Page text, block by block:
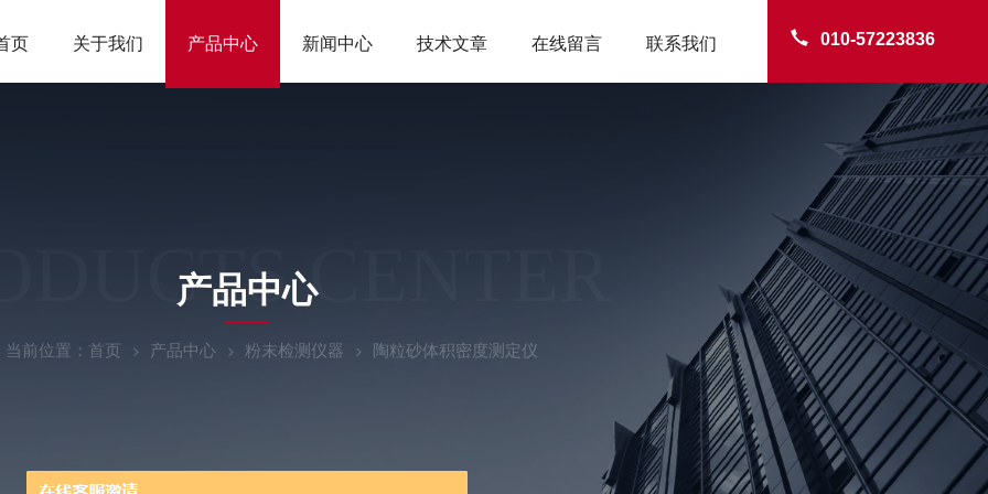
010-57223836
页 关于我们 产品中心 新闻中心 技术文章 在线留言 联系我们
CENTER
产品中心
当前位置： 首页 产品中心 粉末检测仪器 陶粒砂体积密度测定仪